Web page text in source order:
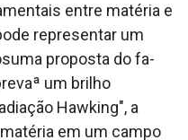
entre matéria e
representar um
proposta do fa­
um brilho
Hawking", a
em um campo